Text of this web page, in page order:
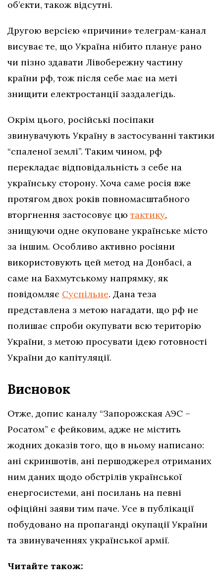
об’єкти, також відсутні.
Другою версією «причини» телеграм-канал
висуває те, що Україна нібито планує рано
чи пізно здавати Лівобережну частину
країни рф, тож після себе має на меті
знищити електростанції заздалегідь.
Окрім цього, російські посіпаки
звинувачують Україну в застосуванні тактики
“спаленої землі”. Таким чином, рф
перекладає відповідальність з себе на
українську сторону. Хоча саме росія вже
протягом двох років повномасштабного
вторгнення застосовує цю тактику,
знищуючи одне окуповане українське місто
за іншим. Особливо активно росіяни
використовують цей метод на Донбасі, а
саме на Бахмутському напрямку, як
повідомляє Суспільне. Дана теза
представлена з метою нагадати, що рф не
полишає спроби окупувати всю територію
України, з метою просувати ідею готовності
України до капітуляції.
Висновок
Отже, допис каналу “Запорожская АЭС –
Росатом” є фейковим, адже не містить
жодних доказів того, що в ньому написано:
ані скриншотів, ані першоджерел отриманих
ним даних щодо обстрілів української
енергосистеми, ані посилань на певні
офіційні заяви тим паче. Усе в публікації
побудовано на пропаганді окупації України
та звинуваченнях української армії.
Читайте також: